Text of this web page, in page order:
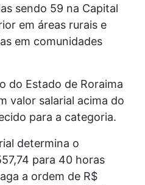
sendo 59 na Capital
em áreas rurais e
em comunidades
do Estado de Roraima
valor salarial acima do
para a categoria.
determina o
para 40 horas
a ordem de R$